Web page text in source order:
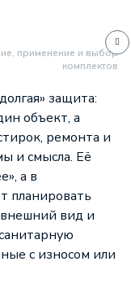
применение и выбор
комплектов
защита:
объект, а
ремонта и
и смысла. Её
а в
планировать
вид и
с износом или